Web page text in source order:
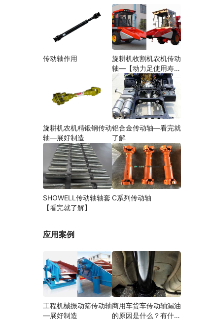
传动轴作用
旋耕机收割机农机传动
轴—【动力足使用寿命
久】
旋耕机农机精锻钢传动
轴—展好制造
铝合金传动轴—看完就
了解
SHOWELL传动轴轴套
【看完就了解】
C系列传动轴
应用案例
工程机械振动筛传动轴
—展好制造
商用车货车传动轴漏油
的原因是什么？有什么